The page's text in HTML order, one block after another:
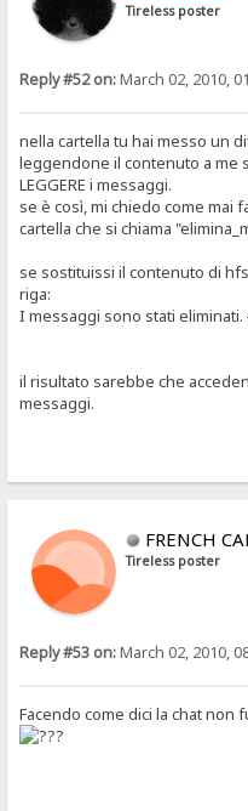
Tireless poster
Reply #52 on:March 02, 2010,
nella cartella tu hai messo un
leggendone il contenuto a me
LEGGERE i messaggi.
se è così, mi chiedo come mai
cartella che si chiama
se sostituissi il contenuto di
riga:
I messaggi sono stati
il risultato sarebbe che
messaggi.
FRENCH
Tireless poster
Reply #53 on:March 02, 2010,
Facendo come dici la chat non